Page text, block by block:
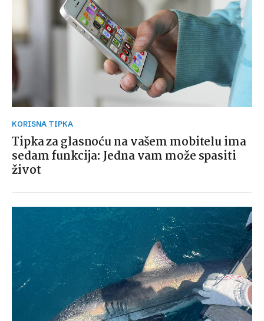
KORISNA TIPKA
Tipka za glasnoću na vašem mobitelu ima
sedam funkcija: Jedna vam može spasiti
život